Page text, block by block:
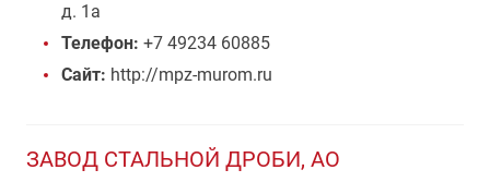
д. 1а
Телефон: +7 49234 60885
Сайт: http://mpz-murom.ru
ЗАВОД СТАЛЬНОЙ ДРОБИ, АО